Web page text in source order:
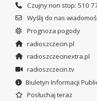
Czujny non stop: 510
Wyślij do nas
Prognoza pogody
radioszczecin.pl
radioszczecinextra.pl
radioszczecin.tv
Biuletyn Informacji
Posłuchaj teraz